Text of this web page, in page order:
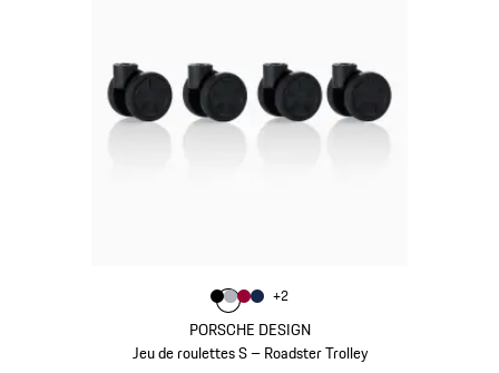
PORSCHE DESIGN
Jeu de roulettes S – Roadster Trolley
Couleur
Couleur Noir
CouleurArgent
Couleur
Couleur
+2